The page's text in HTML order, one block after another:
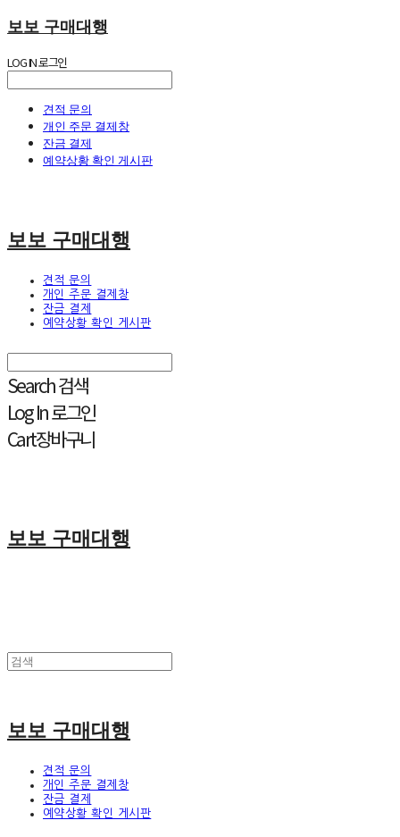
보보 구매대행
LOG IN로그인
견적 문의
개인 주문 결제창
잔금 결제
예약상황 확인 게시판
보보 구매대행
견적 문의
개인 주문 결제창
잔금 결제
예약상황 확인 게시판
Search검색
Log In로그인
Cart장바구니
보보 구매대행
보보 구매대행
견적 문의
개인 주문 결제창
잔금 결제
예약상황 확인 게시판